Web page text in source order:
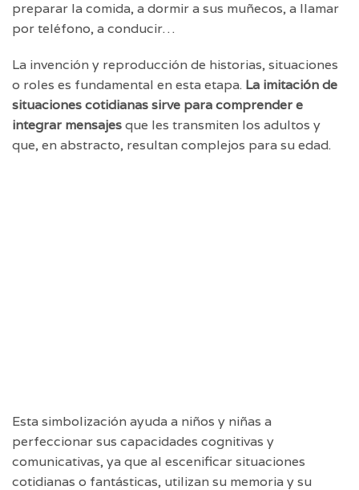
preparar la comida, a dormir a sus muñecos, a llamar
por teléfono, a conducir…
La invención y reproducción de historias, situaciones
o roles es fundamental en esta etapa. La imitación de
situaciones cotidianas sirve para comprender e
integrar mensajesque les transmiten los adultos y
que, en abstracto, resultan complejos para su edad.
Esta simbolización ayuda a niños y niñas a
perfeccionar sus capacidades cognitivas y
comunicativas, ya que al escenificar situaciones
cotidianas o fantásticas, utilizan su memoria y su